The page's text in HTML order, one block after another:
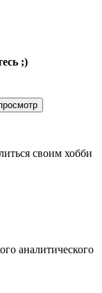
;)
своим хобби
аналитического